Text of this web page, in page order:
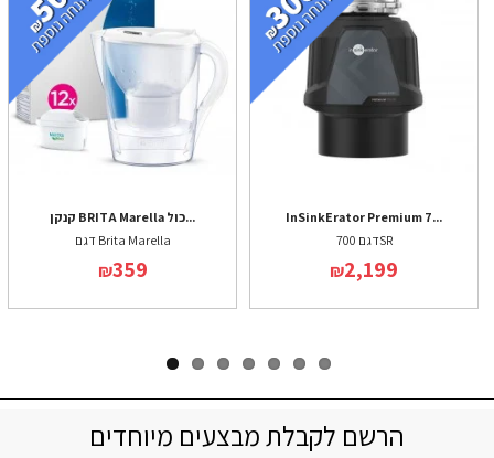
קנקן BRITA Marella כול...
דגם Brita Marella
₪359
InSinkErator Premium 7...
דגם 700SR
₪2,199
הרשם לקבלת מבצעים מיוחדים